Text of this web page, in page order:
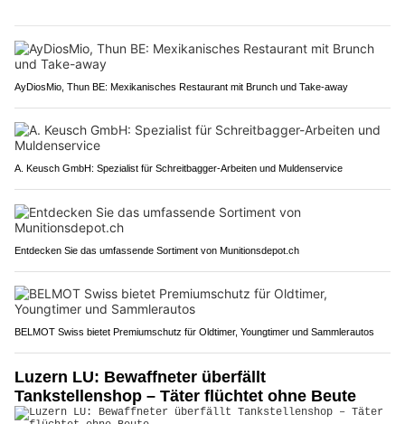
AyDiosMio, Thun BE: Mexikanisches Restaurant mit Brunch und Take-away
A. Keusch GmbH: Spezialist für Schreitbagger-Arbeiten und Muldenservice
Entdecken Sie das umfassende Sortiment von Munitionsdepot.ch
BELMOT Swiss bietet Premiumschutz für Oldtimer, Youngtimer und Sammlerautos
Luzern LU: Bewaffneter überfällt
Tankstellenshop – Täter flüchtet ohne Beute